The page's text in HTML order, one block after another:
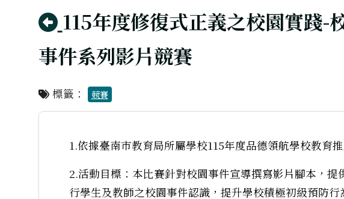
回上頁
115年度修復式正義之校園實踐-
事件系列影片競賽
標籤： 競賽
1.依據臺南市教育局所屬學校115年度品德領航學校教育推
2.活動目標：本比賽針對校園事件宣導撰寫影片腳本，
行學生及教師之校園事件認識，提升學校積極初級預防